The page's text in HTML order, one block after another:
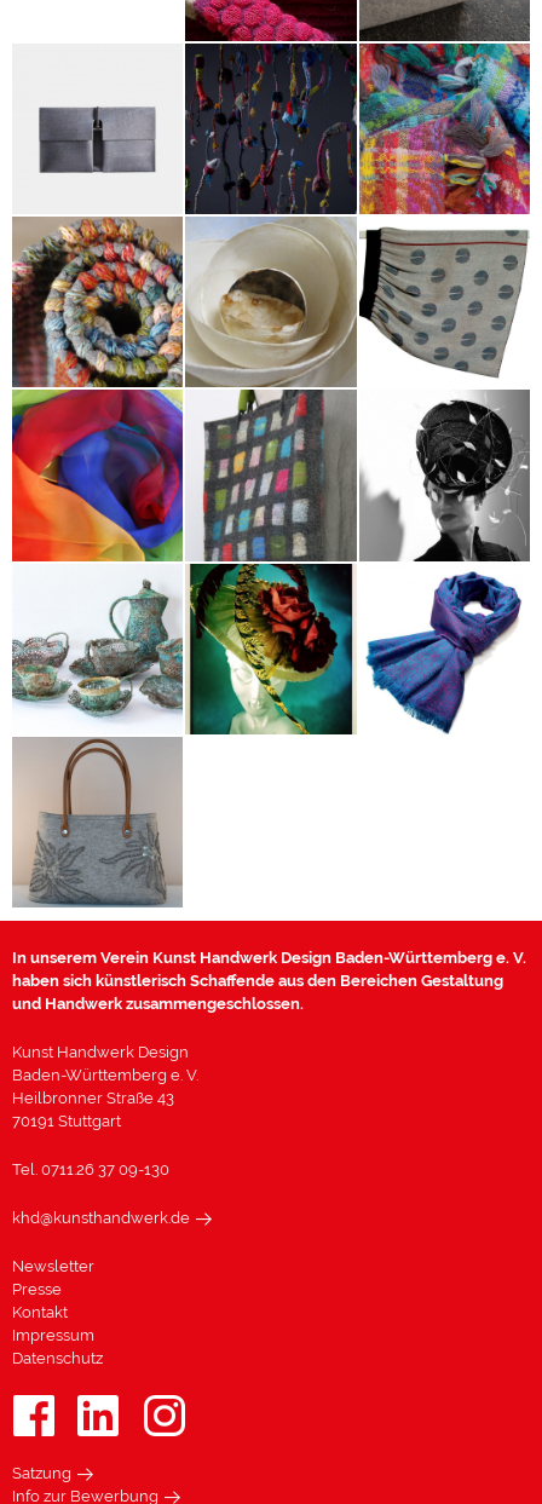
Elena und
Nicola Burggraf
Nanna
Aspholm-Flik
Dagmar
Hawener
Suse Seitz
Ulrike
Hartrumpf
Sybille Weber
Christine Mir-
Vesely
Tatjana Yvonne
Seehoff
Birgit Sophie
Metzger
Zdenka Brock
Christina
Schlumberger
Sirko Galz
Sibylle Kieltyka
In unserem Verein Kunst Handwerk Design Baden-Württemberg e. V.
haben sich künstlerisch Schaffende aus den Bereichen Gestaltung
und Handwerk zusammengeschlossen.
Kunst Handwerk Design
Baden-Württemberg e. V.
Heilbronner Straße 43
70191 Stuttgart
Tel. 0711.26 37 09-130
khd@kunsthandwerk.de
Newsletter
Presse
Kontakt
Impressum
Datenschutz
Satzung
Info zur Bewerbung